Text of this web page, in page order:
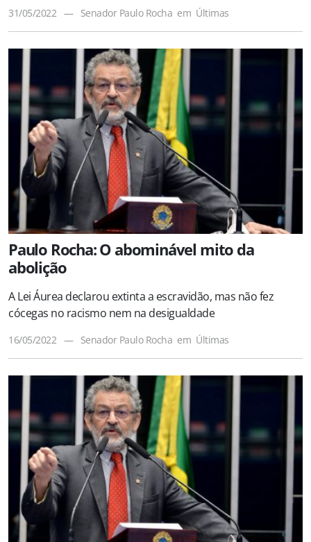
31/05/2022 — Senador Paulo Rocha em Últimas
Paulo Rocha: O abominável mito da
abolição
A Lei Áurea declarou extinta a escravidão, mas não fez
cócegas no racismo nem na desigualdade
16/05/2022 — Senador Paulo Rocha em Últimas